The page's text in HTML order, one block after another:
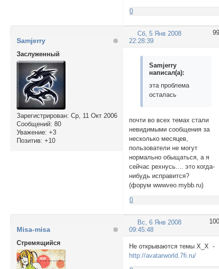
0
99
Сб, 5 Янв 2008
22:28:39
Samjerry
Заслуженный
Зарегистрирован: Ср, 11 Окт 2006
Сообщений: 80
Уважение: +3
Позитив: +10
Samjerry
написал(а):
эта проблема
осталась
почти во всех темах стали
невидимыми сообщения за
несколько месяцев,
пользователи не могут
нормально обыщаться, а я
сейчас рехнусь.... это когда-
нибудь исправится?
(форум wwwveo.mybb.ru)
0
100
Вс, 6 Янв 2008
09:45:48
Misa-misa
Стремящийся
Не открываются темы Х_Х -
http://avatarworld.7fi.ru/